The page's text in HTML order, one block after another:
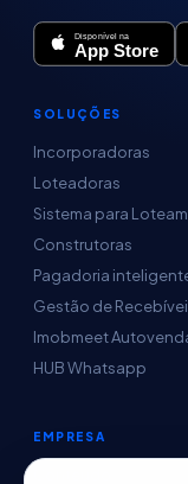
SOLUÇÕES
Incorporadoras
Loteadoras
Sistema para
Construtoras
Pagadoria
Gestão de
Imobmeet
HUB Whatsapp
EMPRESA